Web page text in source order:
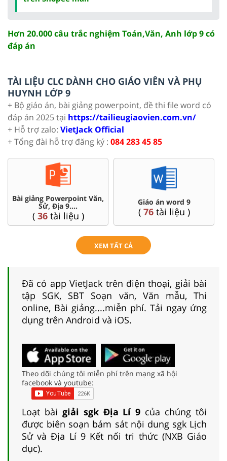
Hơn 20.000 câu trắc nghiệm Toán,Văn, Anh lớp 9 có
đáp án
TÀI LIỆU CLC DÀNH CHO GIÁO VIÊN VÀ PHỤ
HUYNH LỚP 9
+ Bộ giáo án, bài giảng powerpoint, đề thi file word có
đáp án 2025 tại https://tailieugiaovien.com.vn/
+ Hỗ trợ zalo: VietJack Official
+ Tổng đài hỗ trợ đăng ký : 084 283 45 85
Bài giảng Powerpoint Văn,
Sử, Địa 9....
(36tài liệu )
Giáo án word 9
(76tài liệu )
XEM TẤT CẢ
Đã có app VietJack trên điện thoại, giải bài
tập SGK, SBT Soạn văn, Văn mẫu, Thi
online, Bài giảng....miễn phí. Tải ngay ứng
dụng trên Android và iOS.
Theo dõi chúng tôi miễn phí trên mạng xã hội
facebook và youtube:
Loạt bài giải sgk Địa Lí 9 của chúng tôi
được biên soạn bám sát nội dung sgk Lịch
Sử và Địa Lí 9 Kết nối tri thức (NXB Giáo
dục).